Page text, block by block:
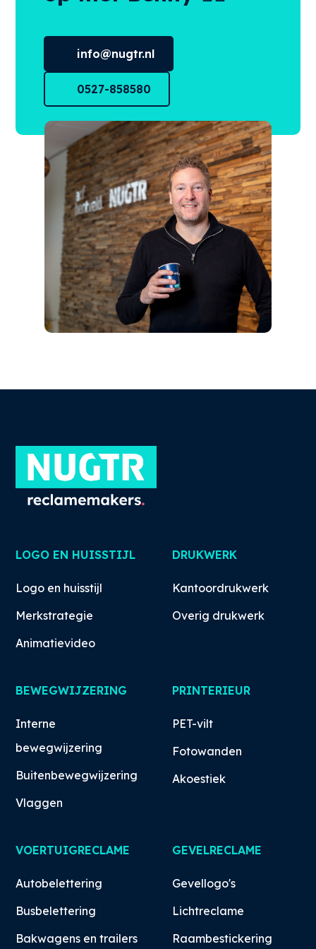
info@nugtr.nl
0527-858580
LOGO EN HUISSTIJL
Logo en huisstijl
Merkstrategie
Animatievideo
DRUKWERK
Kantoordrukwerk
Overig drukwerk
BEWEGWIJZERING
Interne
bewegwijzering
Buitenbewegwijzering
Vlaggen
PRINTERIEUR
PET-vilt
Fotowanden
Akoestiek
VOERTUIGRECLAME
Autobelettering
Busbelettering
Bakwagens en trailers
GEVELRECLAME
Gevellogo's
Lichtreclame
Raambestickering